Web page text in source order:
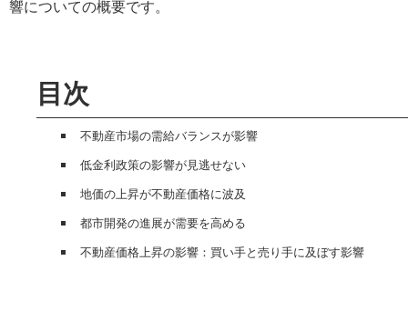
響についての概要です。
目次
不動産市場の需給バランスが影響
低金利政策の影響が見逃せない
地価の上昇が不動産価格に波及
都市開発の進展が需要を高める
不動産価格上昇の影響：買い手と売り手に及ぼす影響